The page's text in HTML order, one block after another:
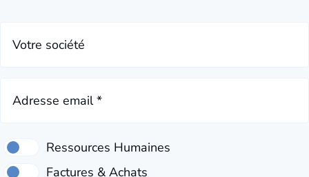
Votre société
Adresse email *